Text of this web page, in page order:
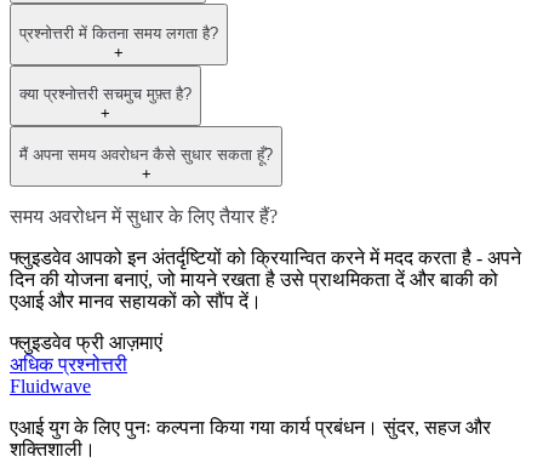
प्रश्नोत्तरी में कितना समय लगता है?
+
क्या प्रश्नोत्तरी सचमुच मुफ़्त है?
+
मैं अपना समय अवरोधन कैसे सुधार सकता हूँ?
+
समय अवरोधन में सुधार के लिए तैयार हैं?
फ्लुइडवेव आपको इन अंतर्दृष्टियों को क्रियान्वित करने में मदद करता है - अपने
दिन की योजना बनाएं, जो मायने रखता है उसे प्राथमिकता दें और बाकी को
एआई और मानव सहायकों को सौंप दें।
फ्लुइडवेव फ्री आज़माएं
अधिक प्रश्नोत्तरी
Fluidwave
एआई युग के लिए पुनः कल्पना किया गया कार्य प्रबंधन। सुंदर, सहज और
शक्तिशाली।